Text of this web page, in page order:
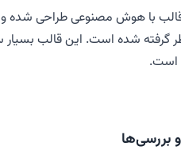
گرفته شده است. این قالب بسیار
است.
بررسی‌ها